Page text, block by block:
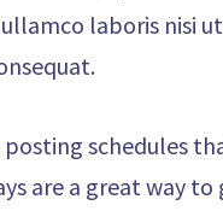
laboris nisi
schedules
are a great way